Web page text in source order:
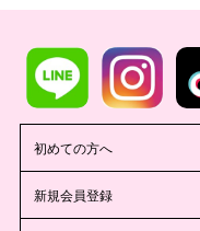
初めての方へ
新規会員登録